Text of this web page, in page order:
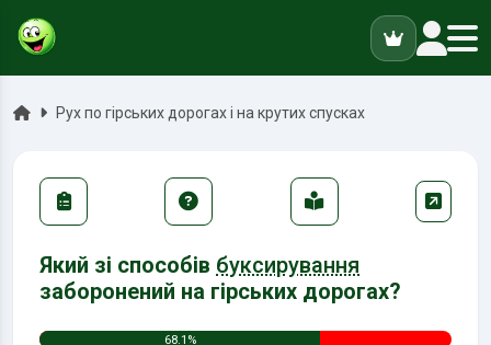
ГоловнаРух по гірських дорогах і на крутих спусках
Який зі способів буксирування
заборонений на гірських дорогах?
68.1%